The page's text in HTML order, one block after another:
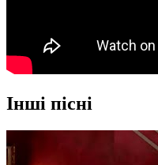
Інші пісні